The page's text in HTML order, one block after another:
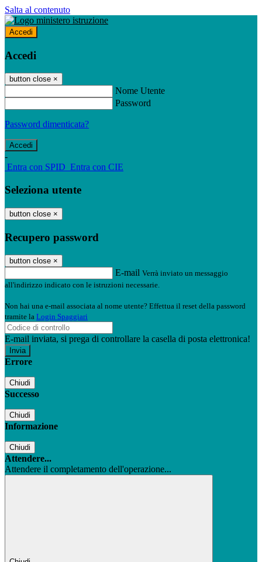
Salta al contenuto
Accedi
Accedi
button close ×
Nome Utente
Password
Password dimenticata?
-
Entra con SPID Entra con CIE
Seleziona utente
button close ×
Recupero password
button close ×
E-mail Verrà inviato un messaggio
all'indirizzo indicato con le istruzioni necessarie.
Non hai una e-mail associata al nome utente? Effettua il reset della password
tramite la Login Spaggiari
E-mail inviata, si prega di controllare la casella di posta elettronica!
Errore
Chiudi
Successo
Chiudi
Informazione
Chiudi
Attendere...
Attendere il completamento dell'operazione...